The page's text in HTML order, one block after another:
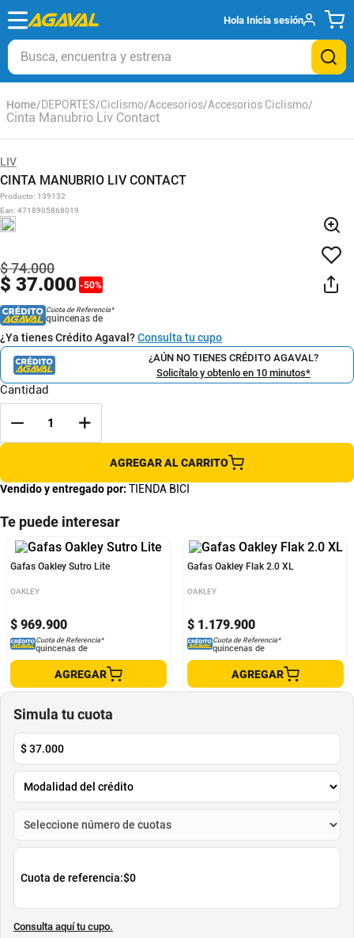
Hola Inicia sesión
Busca, encuentra y estrena
DEPORTES Ciclismo Accesorios Accesorios Ciclismo
Cinta Manubrio Liv Contact
LIV
CINTA MANUBRIO LIV CONTACT
Producto: 139132
Ean: 4718905868019
$ 37.000 -50%
$74.000
Cuota de Referencia*
quincenas de
¿Ya tienes Crédito Agaval?Consulta tu cupo
¿AÚN NO TIENES CRÉDITO AGAVAL?
Solicítalo y obtenlo en 10 minutos*
Cantidad
AGREGAR AL CARRITO
Vendido y entregado por: TIENDA BICI
Te puede interesar
Gafas Oakley Sutro Lite
OAKLEY
$ 969.900
Cuota de Referencia*
quincenas de
AGREGAR
Gafas Oakley Flak 2.0 XL
OAKLEY
$ 1.179.900
Cuota de Referencia*
quincenas de
AGREGAR
Simula tu cuota
$37.000
Cuota de referencia:$0
Consulta aquí tu cupo.